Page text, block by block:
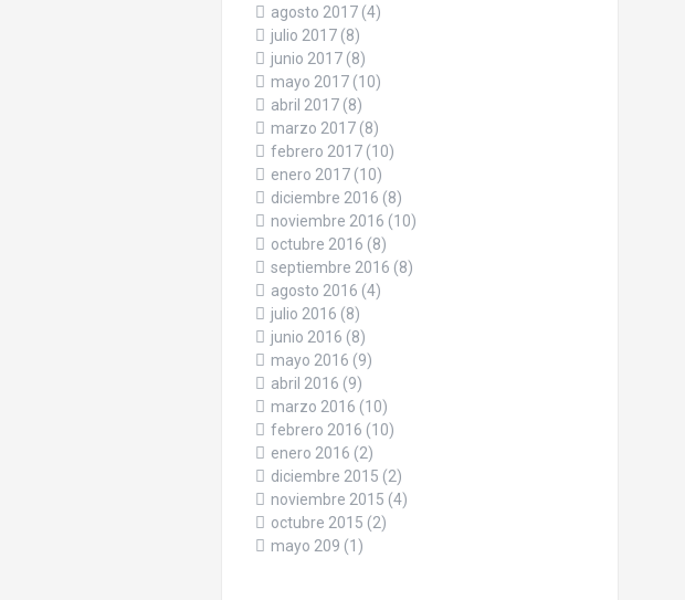
agosto 2017(4)
julio 2017(8)
junio 2017(8)
mayo 2017(10)
abril 2017(8)
marzo 2017(8)
febrero 2017(10)
enero 2017(10)
diciembre 2016 (8)
noviembre 2016 (10)
octubre 2016 (8)
septiembre 2016 (8)
agosto 2016 (4)
julio 2016 (8)
junio 2016 (8)
mayo 2016 (9)
abril 2016 (9)
marzo 2016 (10)
febrero 2016 (10)
enero 2016 (2)
diciembre 2015 (2)
noviembre 2015 (4)
octubre 2015 (2)
mayo 209 (1)